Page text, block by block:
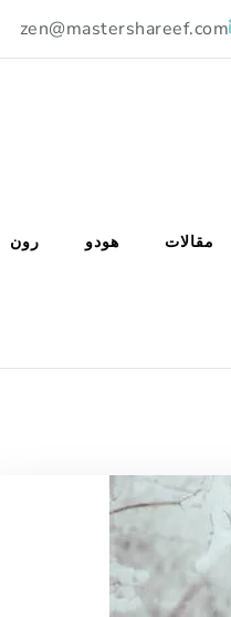
zen@mastershareef.com
مقالات هودو رون